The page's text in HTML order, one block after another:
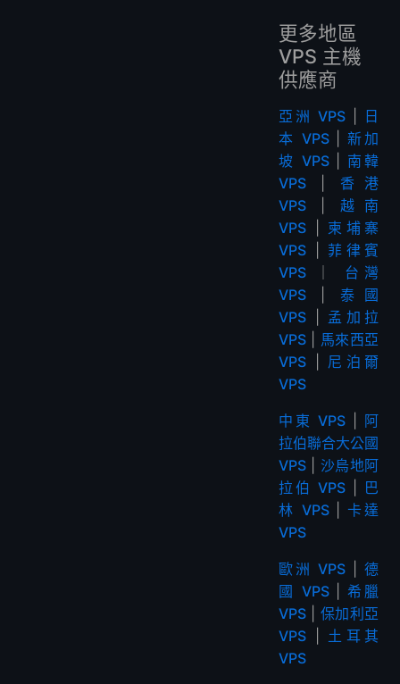
更多地區
VPS 主機
供應商
亞洲 VPS
日
本 VPS|新加
坡 VPS| 南韓
VPS
香港
VPS
越南
VPS
柬埔寨
VPS
菲律賓
VPS
台灣
VPS
泰國
VPS
孟加拉
VPS
馬來西亞
VPS
尼泊爾
VPS
中東 VPS
阿
拉伯聯合大公國
VPS
沙烏地阿
拉伯 VPS
巴
林 VPS|卡達
VPS
歐洲 VPS |德
國 VPS|希臘
VPS
保加利亞
VPS
土耳其
VPS